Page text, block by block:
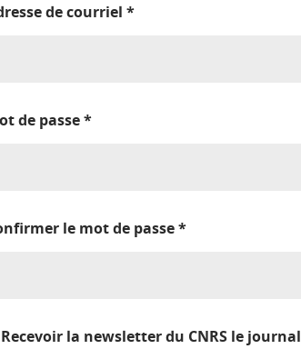
de courriel *
de passe*
le mot de passe*
Recevoir la newsletter du CNRS le journal